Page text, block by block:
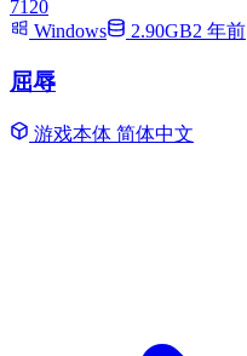
7120
Windows
2.90GB2 年前
屈辱
游戏本体 简体中文